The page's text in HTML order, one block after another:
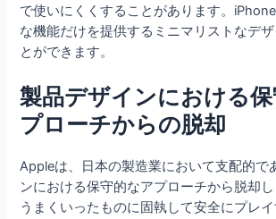
で使いにくくすることがあります。
な機能だけを提供するミニマリストなデ
とができます。
製品デザインにおける
プローチからの脱却
Appleは、日本の製造業において支配的で
ンにおける保守的なアプローチから脱却
うまくいったものに固執して安全にプレイ